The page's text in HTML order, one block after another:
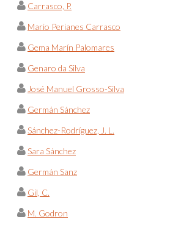
Carrasco, P.
Mario Perianes Carrasco
Gema Marín Palomares
Genaro da Silva
José Manuel Grosso-Silva
Germán Sánchez
Sánchez-Rodríguez, J. L.
Sara Sánchez
Germán Sanz
Gil, C.
M. Godron